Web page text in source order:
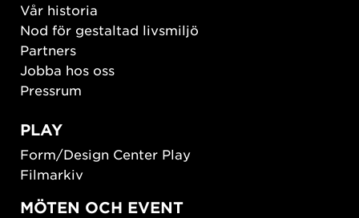
Vår historia
Nod för gestaltad livsmiljö
Partners
Jobba hos oss
Pressrum
PLAY
Form/Design Center Play
Filmarkiv
MÖTEN OCH EVENT